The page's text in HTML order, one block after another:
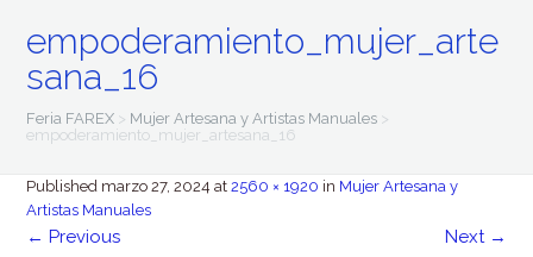
empoderamiento_mujer_arte
sana_16
Feria FAREX > Mujer Artesana y Artistas Manuales >
empoderamiento_mujer_artesana_16
Published marzo 27, 2024 at2560 × 1920 in Mujer Artesana y
Artistas Manuales
← Previous Next →